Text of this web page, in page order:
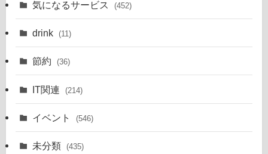
気になるサービス (452)
drink (11)
節約 (36)
IT関連 (214)
イベント (546)
未分類 (435)